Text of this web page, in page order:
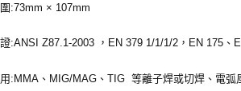
:73mm × 107mm
:ANSI Z87.1-2003 ，EN 379 1/1/1/2，EN 175、
:MMA、MIG/MAG、TIG 等離子焊或切焊、電弧